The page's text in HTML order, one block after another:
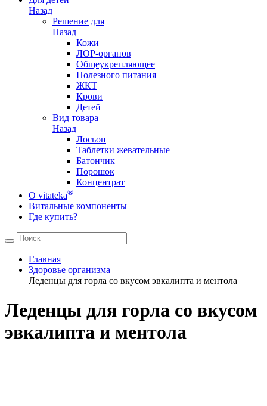
Назад
Решение для
Назад
Кожи
ЛОР-органов
Общеукрепляющее
Полезного питания
ЖКТ
Крови
Детей
Вид товара
Назад
Лосьон
Таблетки жевательные
Батончик
Порошок
Концентрат
О vitateka®
Витальные компоненты
Где купить?
Главная
Здоровье организма
Леденцы для горла со вкусом эвкалипта и ментола
Леденцы для горла со вкусом
эвкалипта и ментола